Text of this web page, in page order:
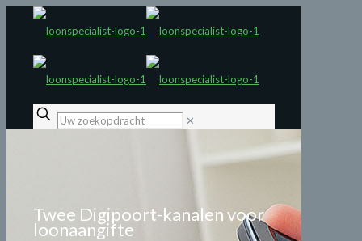
✕
Twee Digipoort-kanalen voor
loonaangifte